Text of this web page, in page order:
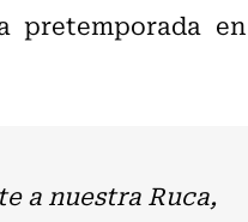
pretemporada
a nuestra Ruca,